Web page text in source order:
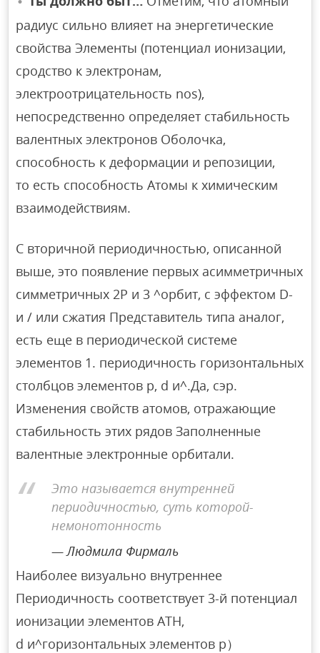
радиус сильно влияет на энергетические
свойства Элементы (потенциал ионизации,
сродство к электронам,
электроотрицательность nos),
непосредственно определяет стабильность
валентных электронов Оболочка,
способность к деформации и репозиции,
то есть способность Атомы к химическим
взаимодействиям.
С вторичной периодичностью, описанной
выше, это появление первых асимметричных
симметричных 2P и 3 ^орбит, с эффектом D-
и / или сжатия Представитель типа аналог,
есть еще в периодической системе
элементов 1. периодичность горизонтальных
столбцов элементов p, d и^.Да, сэр.
Изменения свойств атомов, отражающие
стабильность этих рядов Заполненные
валентные электронные орбитали.
Это называется внутренней
периодичностью, суть которой-
немонотонность
Людмила Фирмаль
Наиболее визуально внутреннее
Периодичность соответствует 3-й потенциал
ионизации элементов ATH,
d и^горизонтальных элементов p）